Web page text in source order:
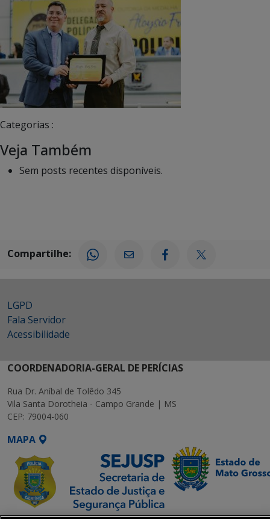
Categorias :
Veja Também
Sem posts recentes disponíveis.
Compartilhe:
LGPD
Fala Servidor
Acessibilidade
COORDENADORIA-GERAL DE PERÍCIAS
Rua Dr. Aníbal de Tolêdo 345
Vila Santa Dorotheia - Campo Grande | MS
CEP: 79004-060
MAPA